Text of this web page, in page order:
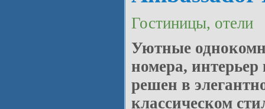
Гостиницы, отели
Уютные
номера,
решен в
классическом